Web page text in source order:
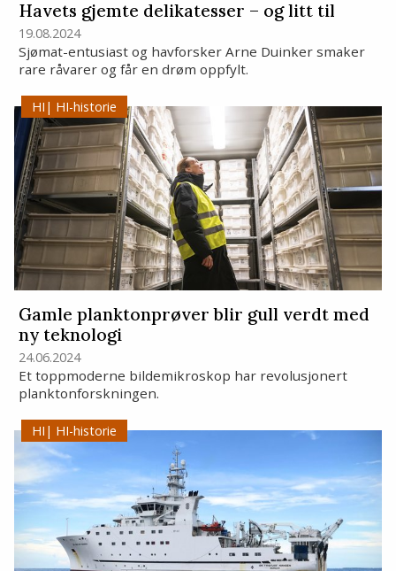
Havets gjemte delikatesser – og litt til
19.08.2024
Sjømat-entusiast og havforsker Arne Duinker smaker
rare råvarer og får en drøm oppfylt.
HI-historie
Gamle planktonprøver blir gull verdt med
ny teknologi
24.06.2024
Et toppmoderne bildemikroskop har revolusjonert
planktonforskningen.
HI-historie